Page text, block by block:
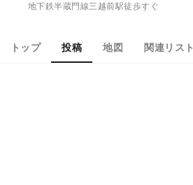
地下鉄半蔵門線三越前駅徒歩すぐ
トップ 投稿 地図 関連リスト